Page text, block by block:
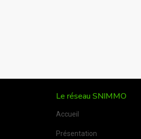
Le réseau SNIMMO
Accueil
Présentation